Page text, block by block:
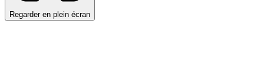
Regarder en plein écran